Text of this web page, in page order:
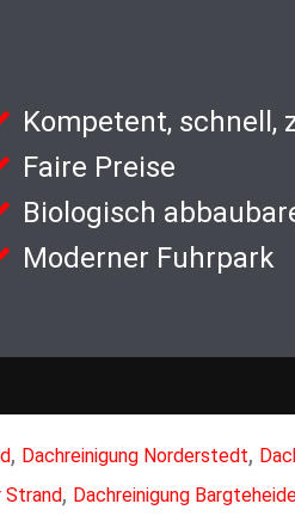
Kompetent, schnell,
Faire Preise
Biologisch
Moderner Fuhrpark
, Dachreinigung Norderstedt,
Strand, Dachreinigung